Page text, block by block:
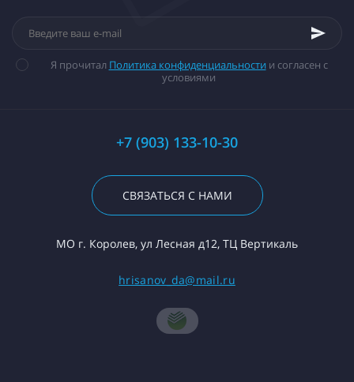
Я прочитал Политика конфиденциальности и согласен с
условиями
+7 (903) 133-10-30
СВЯЗАТЬСЯ С НАМИ
МО г. Королев, ул Лесная д12, ТЦ Вертикаль
hrisanov_da@mail.ru